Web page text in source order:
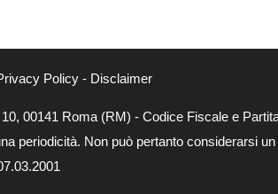
Policy- Disclaimer
00141 Roma (RM) - Codice Fiscale e
periodicità. Non può pertanto considerarsi